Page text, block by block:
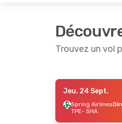
Trouvez un vol
- Dim. 13 Sept.
1 Escale
Jeu. 24 Sept.
Spring Airlines
TPE- SHA